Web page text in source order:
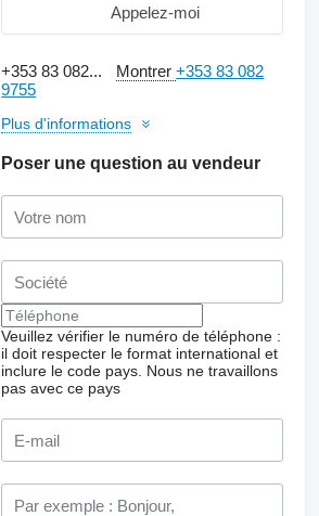
Appelez-moi
+353 83 082... Montrer+353 83 082
9755
Plus d'informations
Poser une question au vendeur
Veuillez vérifier le numéro de téléphone :
il doit respecter le format international et
inclure le code pays. Nous ne travaillons
pas avec ce pays